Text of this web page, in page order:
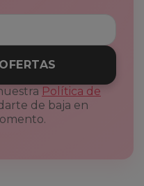
Política de
de baja en